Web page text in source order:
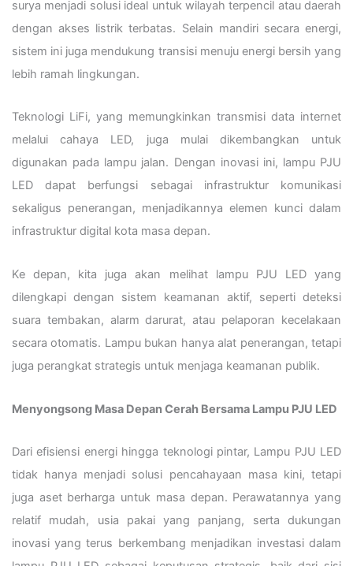
surya menjadi solusi ideal untuk wilayah terpencil atau daerah
dengan akses listrik terbatas. Selain mandiri secara energi,
sistem ini juga mendukung transisi menuju energi bersih yang
lebih ramah lingkungan.
Teknologi LiFi, yang memungkinkan transmisi data internet
melalui cahaya LED, juga mulai dikembangkan untuk
digunakan pada lampu jalan. Dengan inovasi ini, lampu PJU
LED dapat berfungsi sebagai infrastruktur komunikasi
sekaligus penerangan, menjadikannya elemen kunci dalam
infrastruktur digital kota masa depan.
Ke depan, kita juga akan melihat lampu PJU LED yang
dilengkapi dengan sistem keamanan aktif, seperti deteksi
suara tembakan, alarm darurat, atau pelaporan kecelakaan
secara otomatis. Lampu bukan hanya alat penerangan, tetapi
juga perangkat strategis untuk menjaga keamanan publik.
Menyongsong Masa Depan Cerah Bersama Lampu PJU LED
Dari efisiensi energi hingga teknologi pintar, Lampu PJU LED
tidak hanya menjadi solusi pencahayaan masa kini, tetapi
juga aset berharga untuk masa depan. Perawatannya yang
relatif mudah, usia pakai yang panjang, serta dukungan
inovasi yang terus berkembang menjadikan investasi dalam